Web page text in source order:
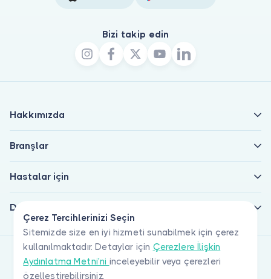
Çerez Tercihlerinizi Seçin
Sitemizde size en iyi hizmeti sunabilmek için çerez
kullanılmaktadır. Detaylar için Çerezlere İlişkin
Aydınlatma Metni'ni inceleyebilir veya çerezleri
özelleştirebilirsiniz.
Bizi takip edin
Hakkımızda
Branşlar
Hastalar için
Doktorlar için